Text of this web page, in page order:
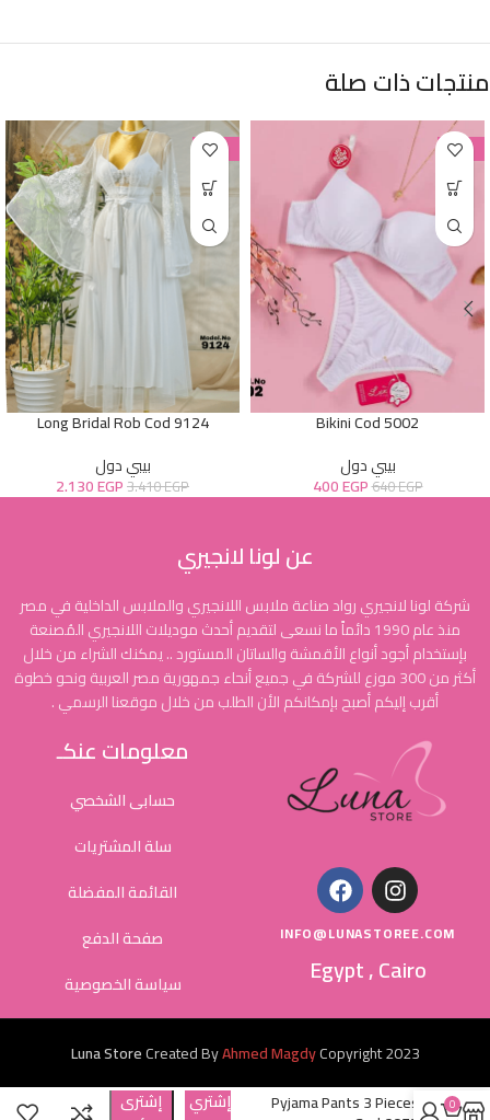
منتجات ذات صلة
-38%
Bikini Cod 5002
بيبي دول
640EGP
400EGP
-38%
Long Bridal Rob Cod 9124
بيبي دول
3.410EGP
2.130EGP
عن لونا لانجيري
شركة لونا لانجيري رواد صناعة ملابس اللانجيري والملابس الداخلية في مصر
منذ عام 1990 دائماً ما نسعى لتقديم أحدث موديلات اللانجيري المُصنعة
بإستخدام أجود أنواع الأقمشة والساتان المستورد .. يمكنك الشراء من خلال
أكثر من 300 موزع للشركة في جميع أنحاء جمهورية مصر العربية ونحو خطوة
أقرب إليكم أصبح بإمكانكم الأن الطلب من خلال موقعنا الرسمي .
INFO@LUNASTOREE.COM
Egypt , Cairo
معلومات عنكـ
حسابى الشخصي
سلة المشتريات
القائمة المفضلة
صفحة الدفع
سياسة الخصوصية
Luna StoreCreated ByAhmed MagdyCopyright2023
Pyjama Pants 3 Pieces
إشتري
إشترى
0